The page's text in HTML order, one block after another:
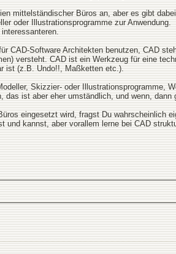
mittelständischer Büros an, aber es gibt
oder Illustrationsprogramme zur Anwendung.
CAD-Software Architekten benutzen, CAD
versteht. CAD ist ein Werkzeug für eine
ist (z.B. Undo!!, Maßketten etc.).
Skizzier- oder
das ist aber eher umständlich, und wenn,
eingesetzt wird, fragst Du wahrscheinlich
und kannst, aber vorallem lerne bei CAD